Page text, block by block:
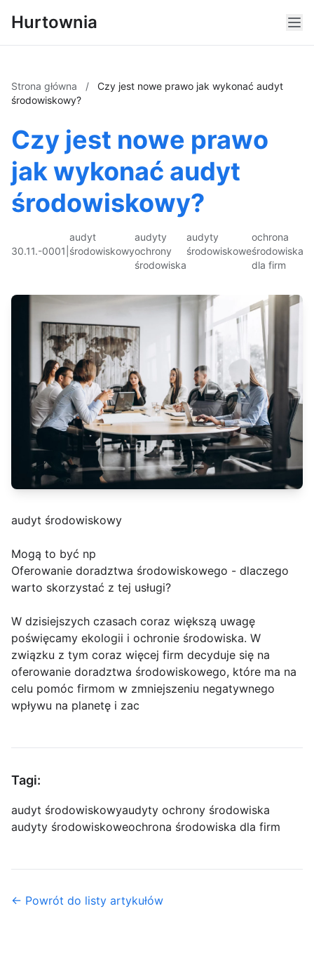
Hurtownia
Strona główna /
Czy jest nowe prawo jak wykonać audyt
środowiskowy?
Czy jest nowe prawo
jak wykonać audyt
środowiskowy?
30.11.-0001
audyt
środowiskowy
audyty
ochrony
środowiska
audyty
środowiskowe
ochrona
środowiska
dla firm
audyt środowiskowy
Mogą to być np
Oferowanie doradztwa środowiskowego - dlaczego
warto skorzystać z tej usługi?
W dzisiejszych czasach coraz większą uwagę
poświęcamy ekologii i ochronie środowiska. W
związku z tym coraz więcej firm decyduje się na
oferowanie doradztwa środowiskowego, które ma na
celu pomóc firmom w zmniejszeniu negatywnego
wpływu na planetę i zac
Tagi:
audyt środowiskowyaudyty ochrony środowiska
audyty środowiskoweochrona środowiska dla firm
← Powrót do listy artykułów